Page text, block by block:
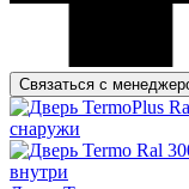
Связаться с